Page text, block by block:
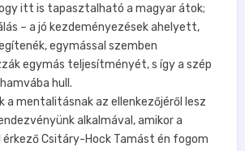
itt is tapasztalható a magyar átok;
– a jó kezdeményezések ahelyett,
egymással szemben
egymás teljesítményét, s így a szép
hull.
a mentalitásnak az ellenkezőjéről lesz
alkalmával, amikor a
érkező Csitáry-Hock Tamást én fogom